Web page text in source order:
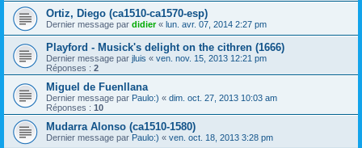
Ortiz, Diego (ca1510-ca1570-esp)
Dernier message par didier« lun. avr. 07, 2014 2:27 pm
Playford - Musick's delight on the cithren (1666)
Dernier message par jluis « ven. nov. 15, 2013 12:21 pm
Réponses : 2
Miguel de Fuenllana
Dernier message par Paulo:) « dim. oct. 27, 2013 10:03 am
Réponses : 10
Mudarra Alonso (ca1510-1580)
Dernier message par Paulo:) « ven. oct. 18, 2013 3:28 pm